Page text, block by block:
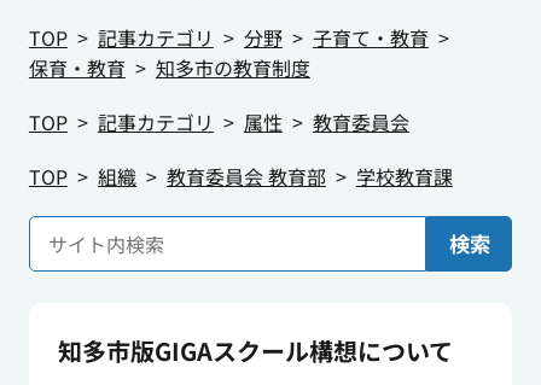
TOP
記事カテゴリ 分野
子育て・教育
保育・教育
知多市の教育制度
TOP
記事カテゴリ 属性
教育委員会
TOP
組織 教育委員会 教育部 学校教育課
検索
知多市版GIGAスクール構想について